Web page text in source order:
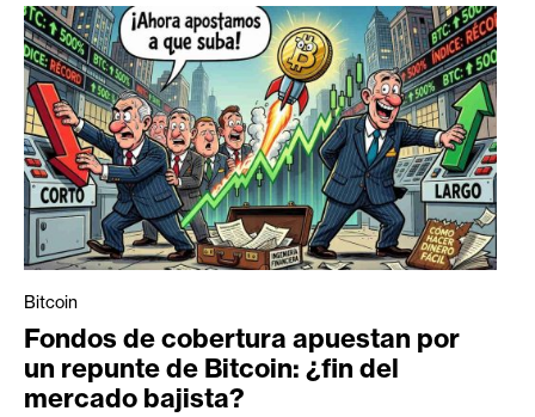
Bitcoin
Fondos de cobertura apuestan por
un repunte de Bitcoin: ¿fin del
mercado bajista?